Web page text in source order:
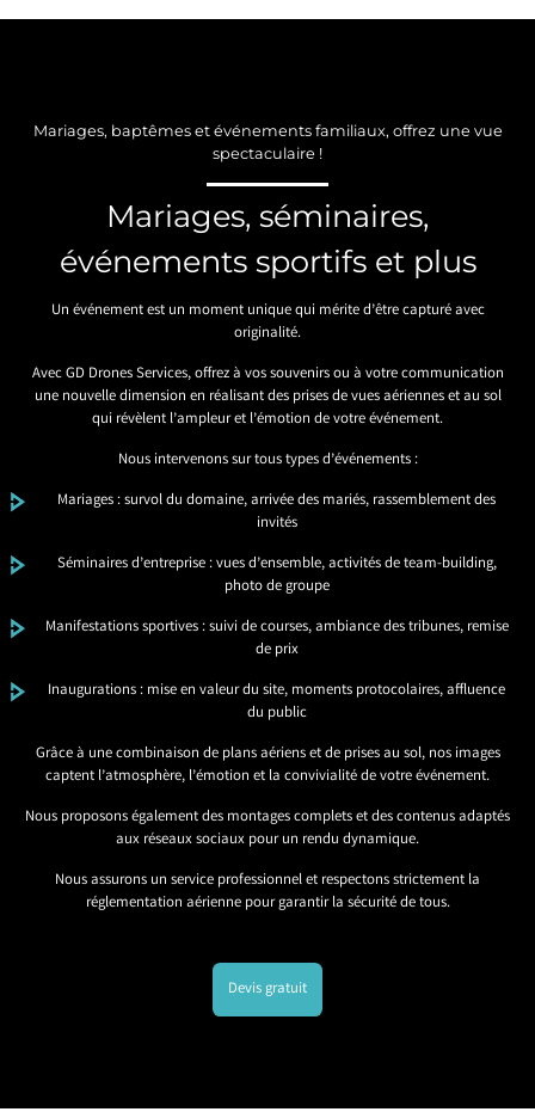
Mariages, baptêmes et événements familiaux, offrez une vue
spectaculaire !
Mariages, séminaires,
événements sportifs et plus
Un événement est un moment unique qui mérite d’être capturé avec
originalité.
Avec GD Drones Services, offrez à vos souvenirs ou à votre communication
une nouvelle dimension en réalisant des prises de vues aériennes et au sol
qui révèlent l’ampleur et l’émotion de votre événement.
Nous intervenons sur tous types d’événements :
Mariages : survol du domaine, arrivée des mariés, rassemblement des
invités
Séminaires d’entreprise : vues d’ensemble, activités de team-building,
photo de groupe
Manifestations sportives : suivi de courses, ambiance des tribunes, remise
de prix
Inaugurations : mise en valeur du site, moments protocolaires, affluence
du public
Grâce à une combinaison de plans aériens et de prises au sol, nos images
captent l’atmosphère, l’émotion et la convivialité de votre événement.
Nous proposons également des montages complets et des contenus adaptés
aux réseaux sociaux pour un rendu dynamique.
Nous assurons un service professionnel et respectons strictement la
réglementation aérienne pour garantir la sécurité de tous.
Devis gratuit